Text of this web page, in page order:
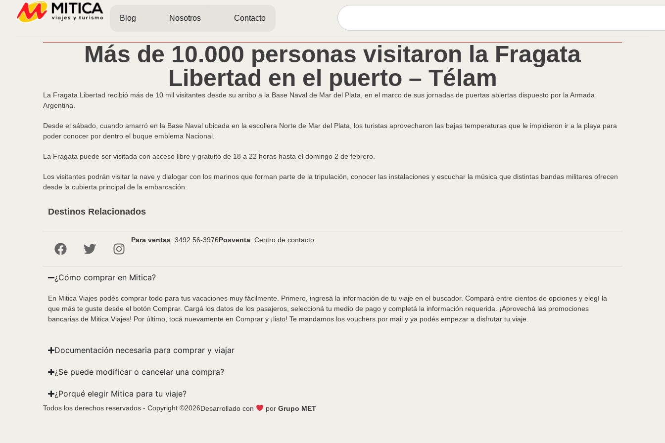
Blog Nosotros Contacto
Más de 10.000 personas visitaron la Fragata
Libertad en el puerto – Télam
La Fragata Libertad recibió más de 10 mil visitantes desde su arribo a la Base Naval de Mar del Plata, en el marco de sus jornadas de puertas abiertas dispuesto por la Armada
Argentina.
Desde el sábado, cuando amarró en la Base Naval ubicada en la escollera Norte de Mar del Plata, los turistas aprovecharon las bajas temperaturas que le impidieron ir a la playa para
poder conocer por dentro el buque emblema Nacional.
La Fragata puede ser visitada con acceso libre y gratuito de 18 a 22 horas hasta el domingo 2 de febrero.
Los visitantes podrán visitar la nave y dialogar con los marinos que forman parte de la tripulación, conocer las instalaciones y escuchar la música que distintas bandas militares ofrecen
desde la cubierta principal de la embarcación.
Destinos Relacionados
Para ventas: 3492 56-3976Posventa: Centro de contacto
¿Cómo comprar en Mitica?
En Mitica Viajes podés comprar todo para tus vacaciones muy fácilmente. Primero, ingresá la información de tu viaje en el buscador. Compará entre cientos de opciones y elegí la
que más te guste desde el botón Comprar. Cargá los datos de los pasajeros, seleccioná tu medio de pago y completá la información requerida. ¡Aprovechá las promociones
bancarias de Mitica Viajes! Por último, tocá nuevamente en Comprar y ¡listo! Te mandamos los vouchers por mail y ya podés empezar a disfrutar tu viaje.
Documentación necesaria para comprar y viajar
¿Se puede modificar o cancelar una compra?
¿Porqué elegir Mitica para tu viaje?
Todos los derechos reservados - Copyright ©2026Desarrollado con por Grupo MET